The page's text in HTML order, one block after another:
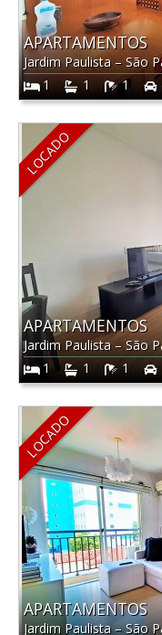
APARTAMENTOS
Jardim Paulista– São
1
1 1
LOCADO
APARTAMENTOS
Jardim Paulista–São
1
1 1
LOCADO
APARTAMENTOS
Jardim Paulista –São